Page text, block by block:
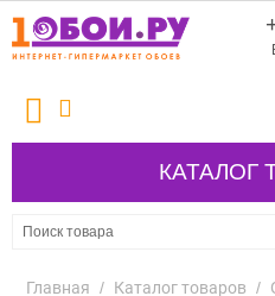
КАТАЛОГ
Главная / Каталог товаров /